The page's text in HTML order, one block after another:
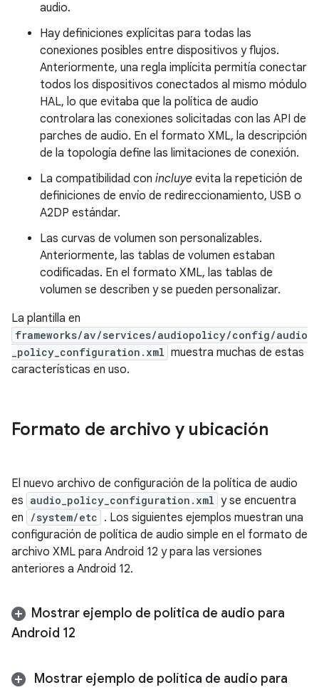
audio.
Hay definiciones explícitas para todas las
conexiones posibles entre dispositivos y flujos.
Anteriormente, una regla implícita permitía conectar
todos los dispositivos conectados al mismo módulo
HAL, lo que evitaba que la política de audio
controlara las conexiones solicitadas con las API de
parches de audio. En el formato XML, la descripción
de la topología define las limitaciones de conexión.
La compatibilidad con incluye evita la repetición de
definiciones de envío de redireccionamiento, USB o
A2DP estándar.
Las curvas de volumen son personalizables.
Anteriormente, las tablas de volumen estaban
codificadas. En el formato XML, las tablas de
volumen se describen y se pueden personalizar.
La plantilla en
frameworks/av/services/audiopolicy/config/audio
_policy_configuration.xml muestra muchas de estas
características en uso.
Formato de archivo y ubicación
El nuevo archivo de configuración de la política de audio
es audio_policy_configuration.xml y se encuentra
en
/system/etc . Los siguientes ejemplos muestran una
configuración de política de audio simple en el formato de
archivo XML para Android 12 y para las versiones
anteriores a Android 12.
Mostrar ejemplo de política de audio para
Android 12
Mostrar ejemplo de política de audio para